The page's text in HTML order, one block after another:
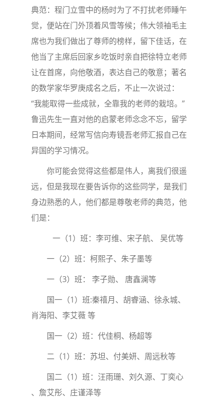
典范：程门立雪中的杨时为了不打扰老师睡午
觉，便站在门外顶着风雪等候；伟大领袖毛主
席也为我们做出了尊师的榜样，留下佳话，在
他当了主席后回家乡吃饭时亲自把徐特立老师
让在首席，向他敬酒，表达自己的敬意；著名
的数学家华罗庚成名之后，不止一次说过：
“我能取得一些成就，全靠我的老师的栽培。”
鲁迅先生一直对他的启蒙老师念念不忘，留学
日本期间，经常写信向寿镜吾老师汇报自己在
异国的学习情况。
你可能会觉得这些都是伟人，离我们很遥
远，但是我现在要告诉你的这些同学，是我们
身边熟悉的人，他们都是尊敬老师的典范，他
们是：
一（1）班：李可维、宋子航、 吴优等
一（2）班：柯熙子、朱子墨等
一（3）班： 李子勋、 唐鑫澜等
国一（1）班:秦禧月、胡睿涵、徐永城、
肖海阳、李艾薇 等
国一（2）班：代佳桐、杨超等
二（1）班：苏坦、付美妍、周远秋等
国二（1）班：汪雨珊、刘久源、丁奕心
、詹艾彤、庄谨泽等